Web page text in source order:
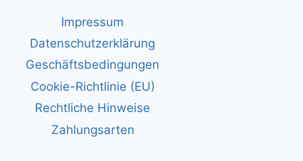
Impressum
Datenschutzerklärung
Geschäftsbedingungen
Cookie-Richtlinie (EU)
Rechtliche Hinweise
Zahlungsarten